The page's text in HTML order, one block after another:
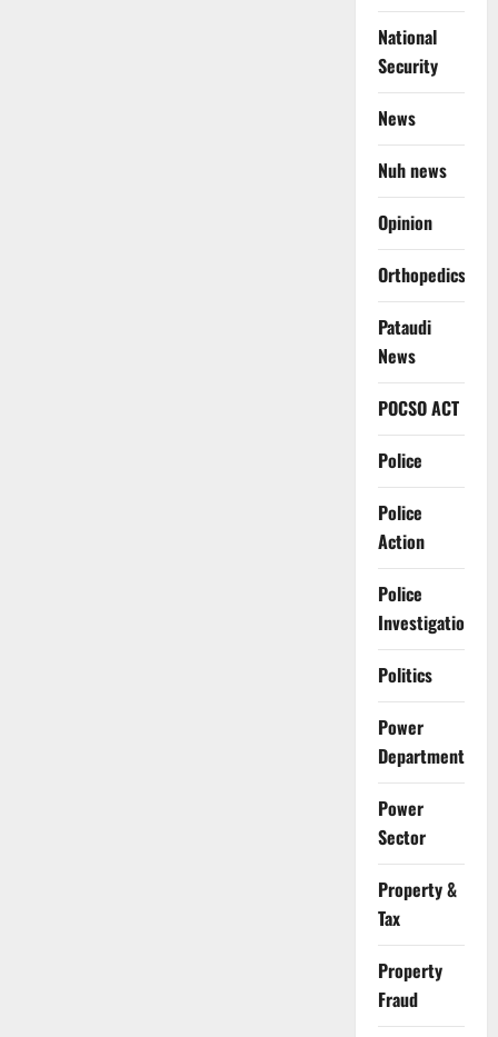
National
Security
News
Nuh news
Opinion
Orthopedics
Pataudi
News
POCSO ACT
Police
Police
Action
Police
Investigation
Politics
Power
Department
Power
Sector
Property &
Tax
Property
Fraud